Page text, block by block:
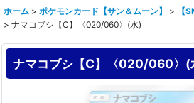
ホーム > ポケモンカード【サン＆ムーン】 >
【
> ナマコブシ【C】〈020/060〉(水)
ナマコブシ【C】〈020/060〉(